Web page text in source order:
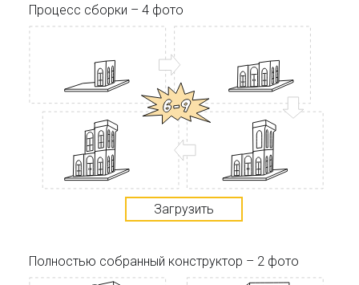
Процесс сборки – 4 фото
Загрузить
Полностью собранный конструктор – 2 фото